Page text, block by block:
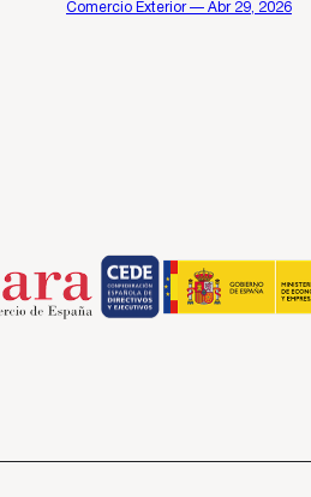
Comercio Exterior — Abr 29, 2026